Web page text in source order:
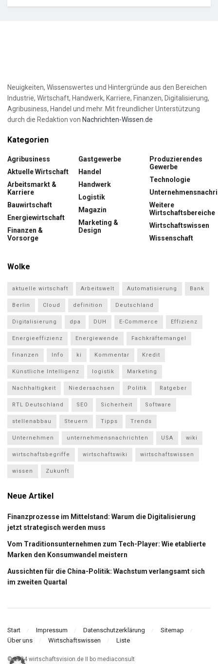
Neuigkeiten, Wissenswertes und Hintergründe aus den Bereichen
Industrie, Wirtschaft, Handwerk, Karriere, Finanzen, Digitalisierung,
Agribusiness, Handel und mehr. Mit freundlicher Unterstützung
durch die Redaktion von Nachrichten-Wissen.de
Kategorien
Agribusiness
Aktuelle Wirtschaft
Arbeitsmarkt &
Karriere
Bauwirtschaft
Energiewirtschaft
Finanzen &
Vorsorge
Gastgewerbe
Handel
Handwerk
Logistik
Magazin
Marketing &
Design
Produzierendes
Gewerbe
Technologie
Weitere
Wirtschaftsbereiche
Wirtschaftswissen
Wissenschaft
Wolke
aktuelle wirtschaft Arbeitswelt Automatisierung Bank
Berlin Cloud definition Deutschland
Digitalisierung dpa DUH E-Commerce Effizienz
Energieeffizienz Energiewende Fachkräftemangel
finanzen Info ki Kommentar Kredit
Künstliche Intelligenz logistik Marketing
Nachhaltigkeit Niedersachsen Politik Ratgeber
RTL Deutschland SEO Sicherheit Software
stellenabbau Steuern Tipps Trends
Unternehmen unternehmensnachrichten USA wiki
wirtschaftsbegriffe wirtschaftswiki wirtschaftswissen
wissen Zukunft
Neue Artikel
Finanzprozesse im Mittelstand: Warum die Digitalisierung
jetzt strategisch werden muss
Vom Traditionsunternehmen zum Tech-Player: Wie etablierte
Marken den Konsumwandel meistern
Aussichten für die China-Politik: Wachstum verlangsamt sich
im zweiten Quartal
Start Impressum Datenschutzerklärung
Sitemap
Über uns
Wirtschaftswissen Liste
© 2024 wirtschaftsvision.de II bo mediaconsult